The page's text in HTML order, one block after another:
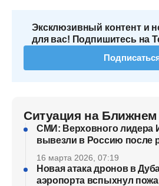
Эксклюзивный контент и
для вас! Подпишитесь на
Ситуация на Ближнем
СМИ: Верховного лидера
вывезли в Россию после
16 марта 2026, 07:19
Новая атака дронов в
аэропорта вспыхнул